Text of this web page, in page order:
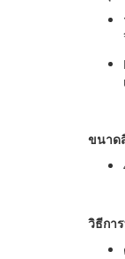
ขนาด
วิธีกา